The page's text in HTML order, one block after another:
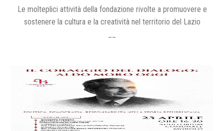
Le molteplici attività della fondazione rivolte a promuovere e
sostenere la cultura e la creatività nel territorio del Lazio